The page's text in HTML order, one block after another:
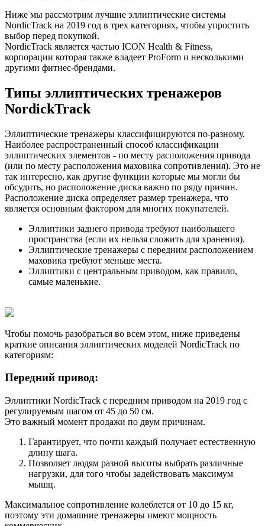
Ниже мы рассмотрим лучшие эллиптические системы
NordicTrack на 2019 год в трех категориях, чтобы упростить
выбор перед покупкой.
NordicTrack является частью ICON Health & Fitness,
корпорации которая также владеет ProForm и несколькими
другими фитнес-брендами.
Типы эллиптических тренажеров
NordickTrack
Эллиптические тренажеры классифицируются по-разному.
Наиболее распространенный способ классификации
эллиптических элементов - по месту расположения привода
(или по месту расположения маховика сопротивления). Это не
так интересно, как другие функции которые мы могли бы
обсудить, но расположение диска важно по ряду причин.
Расположение диска определяет размер тренажера, что
является основным фактором для многих покупателей.
Эллиптики заднего привода требуют наибольшего
пространства (если их нельзя сложить для хранения).
Эллиптические тренажеры с передним расположением
маховика требуют меньше места.
Эллиптики с центральным приводом, как правило,
самые маленькие.
Чтобы помочь разобраться во всем этом, ниже приведены
краткие описания эллиптических моделей NordicTrack по
категориям:
Передний привод:
Эллиптики NordicTrack с передним приводом на 2019 год с
регулируемым шагом от 45 до 50 см.
Это важный момент продажи по двум причинам.
Гарантирует, что почти каждый получает естественную
длину шага.
Позволяет людям разной высоты выбрать различные
нагрузки, для того чтобы задействовать максимум
мышц.
Максимальное сопротивление колеблется от 10 до 15 кг,
поэтому эти домашние тренажеры имеют мощность